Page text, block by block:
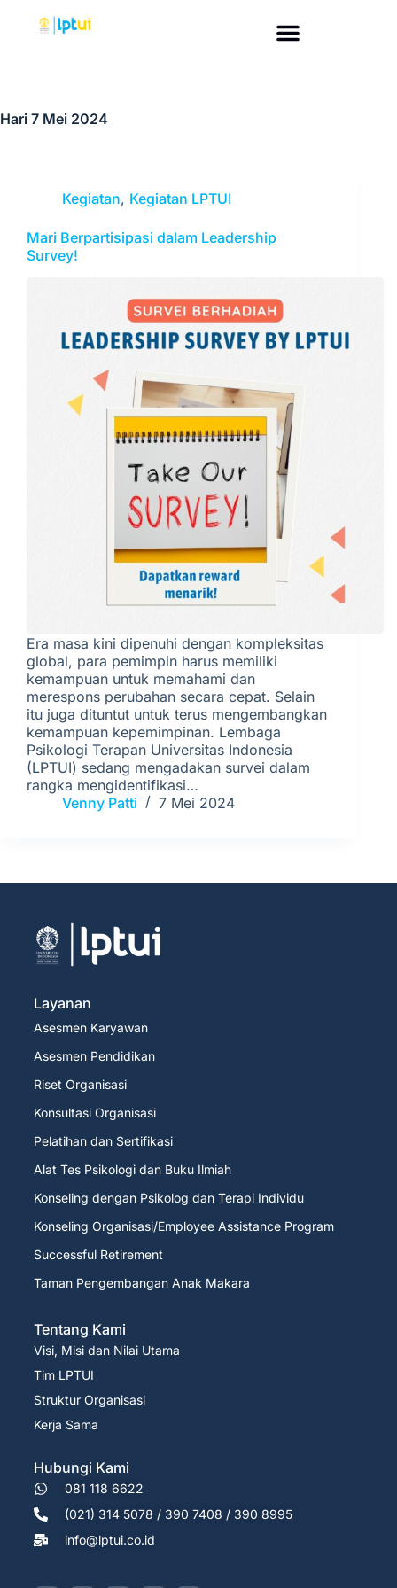
Hari 7 Mei 2024
Kegiatan, Kegiatan LPTUI
Mari Berpartisipasi dalam Leadership
Survey!
Era masa kini dipenuhi dengan kompleksitas
global, para pemimpin harus memiliki
kemampuan untuk memahami dan
merespons perubahan secara cepat. Selain
itu juga dituntut untuk terus mengembangkan
kemampuan kepemimpinan. Lembaga
Psikologi Terapan Universitas Indonesia
(LPTUI) sedang mengadakan survei dalam
rangka mengidentifikasi…
Venny Patti
7 Mei 2024
Layanan
Asesmen Karyawan
Asesmen Pendidikan
Riset Organisasi
Konsultasi Organisasi
Pelatihan dan Sertifikasi
Alat Tes Psikologi dan Buku Ilmiah
Konseling dengan Psikolog dan Terapi Individu
Konseling Organisasi/Employee Assistance Program
Successful Retirement
Taman Pengembangan Anak Makara
Tentang Kami
Visi, Misi dan Nilai Utama
Tim LPTUI
Struktur Organisasi
Kerja Sama
Hubungi Kami
081 118 6622
(021) 314 5078 / 390 7408 / 390 8995
info@lptui.co.id